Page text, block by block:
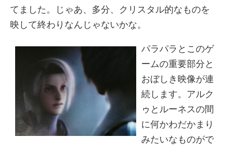
てました。じゃあ、多分、クリスタル的なものを
映して終わりなんじゃないかな。
パラパラとこのゲ
ームの重要部分と
おぼしき映像が連
続します。アルク
ゥとルーネスの間
に何かわだかまり
みたいなものがで